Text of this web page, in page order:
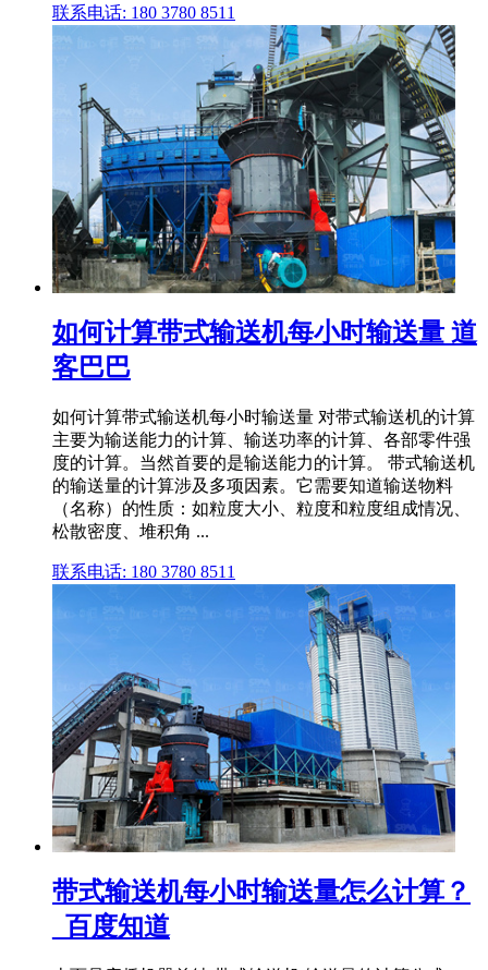
联系电话: 180 3780 8511
如何计算带式输送机每小时输送量 道
客巴巴
如何计算带式输送机每小时输送量 对带式输送机的计算
主要为输送能力的计算、输送功率的计算、各部零件强
度的计算。当然首要的是输送能力的计算。 带式输送机
的输送量的计算涉及多项因素。它需要知道输送物料
（名称）的性质：如粒度大小、粒度和粒度组成情况、
松散密度、堆积角 ...
联系电话: 180 3780 8511
带式输送机每小时输送量怎么计算？
_百度知道